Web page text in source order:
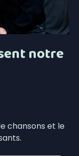
notre
chansons et le